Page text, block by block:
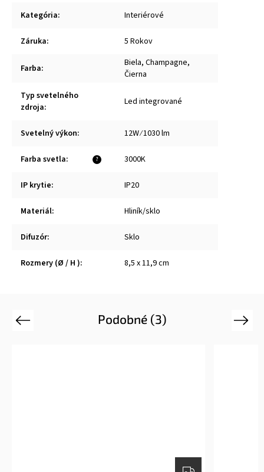
Kategória: Interiérové
Záruka: 5 Rokov
Farba:
Biela, Champagne,
Čierna
Typ svetelného
zdroja: Led integrované
Svetelný výkon: 12W ⁄ 1030 lm
?
Farba svetla: 3000K
IP krytie: IP20
Materiál: Hliník/sklo
Difuzór: Sklo
Rozmery (Ø / H ): 8,5 x 11,9 cm
Podobné (3)
Previous Next